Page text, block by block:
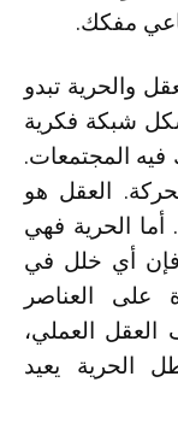
مفكك.
والحرية تبدو
شبكة فكرية
فيه المجتمعات.
العقل هو
أما الحرية فهي
فإن أي خلل في
على العناصر
العقل العملي،
الحرية يعيد